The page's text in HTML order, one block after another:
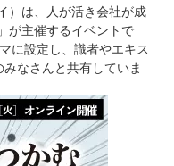
）は、人が活き会社が成
が主催するイベントで
に設定し、識者やエキス
なさんと共有していま